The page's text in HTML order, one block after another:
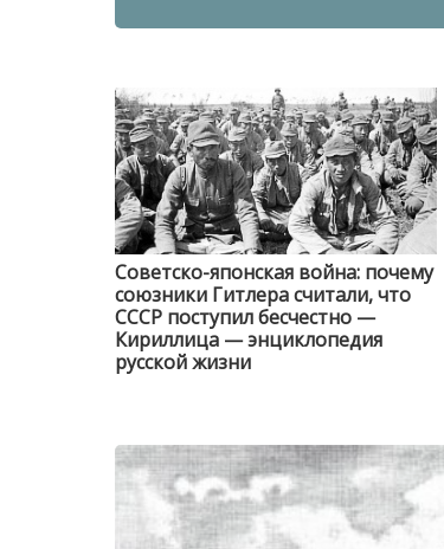
Советско-японская война: почему
союзники Гитлера считали, что
СССР поступил бесчестно —
Кириллица — энциклопедия
русской жизни